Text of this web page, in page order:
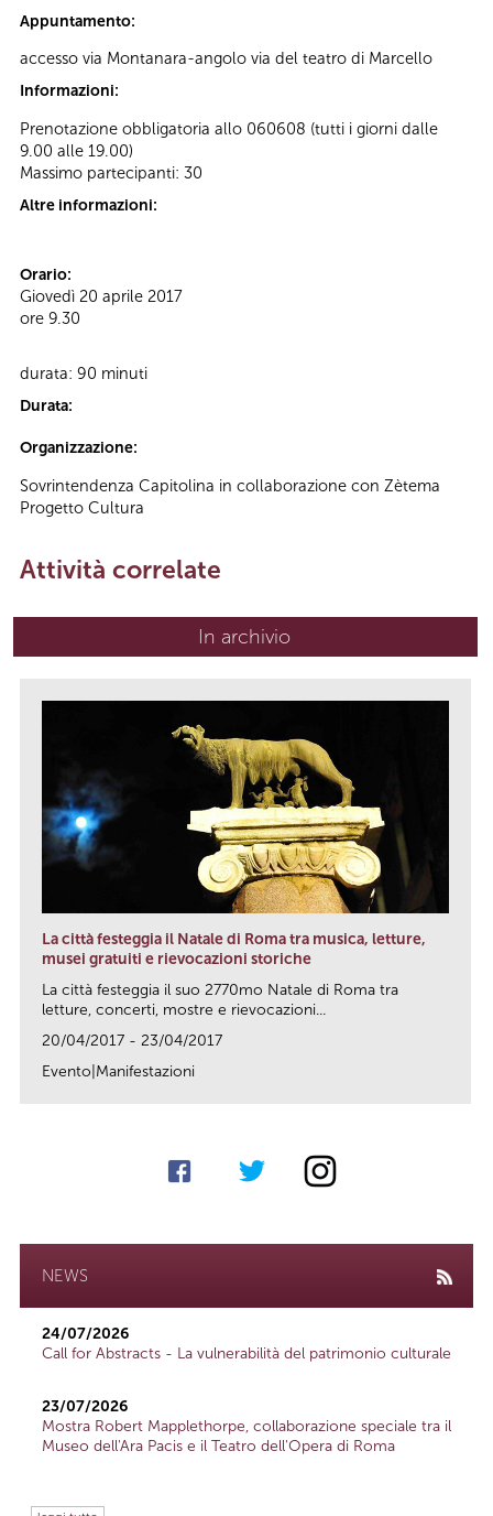
Appuntamento:
accesso via Montanara-angolo via del teatro di Marcello
Informazioni:
Prenotazione obbligatoria allo 060608 (tutti i giorni dalle
9.00 alle 19.00)
Massimo partecipanti: 30
Altre informazioni:
Orario:
Giovedì 20 aprile 2017
ore 9.30
durata: 90 minuti
Durata:
Organizzazione:
Sovrintendenza Capitolina in collaborazione con Zètema
Progetto Cultura
Attività correlate
In archivio
La città festeggia il Natale di Roma tra musica, letture,
musei gratuiti e rievocazioni storiche
La città festeggia il suo 2770mo Natale di Roma tra
letture, concerti, mostre e rievocazioni...
20/04/2017 - 23/04/2017
Evento|Manifestazioni
NEWS
24/07/2026
Call for Abstracts - La vulnerabilità del patrimonio culturale
23/07/2026
Mostra Robert Mapplethorpe, collaborazione speciale tra il
Museo dell'Ara Pacis e il Teatro dell'Opera di Roma